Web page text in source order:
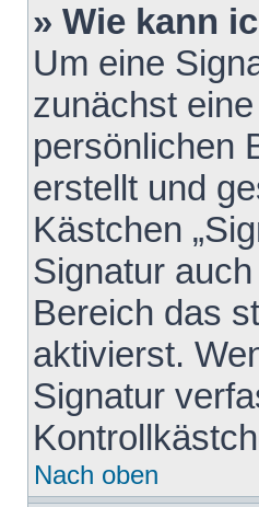
» Wie kann
Um eine
zunächst
persönlichen
erstellt und
Kästchen
Signatur
Bereich das
aktivierst.
Signatur
Nach oben